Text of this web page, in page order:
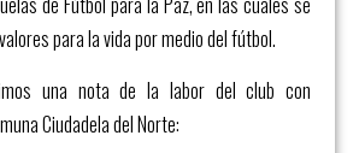
para la vida por medio del fútbol.
una nota de la labor del club con
Ciudadela del Norte: